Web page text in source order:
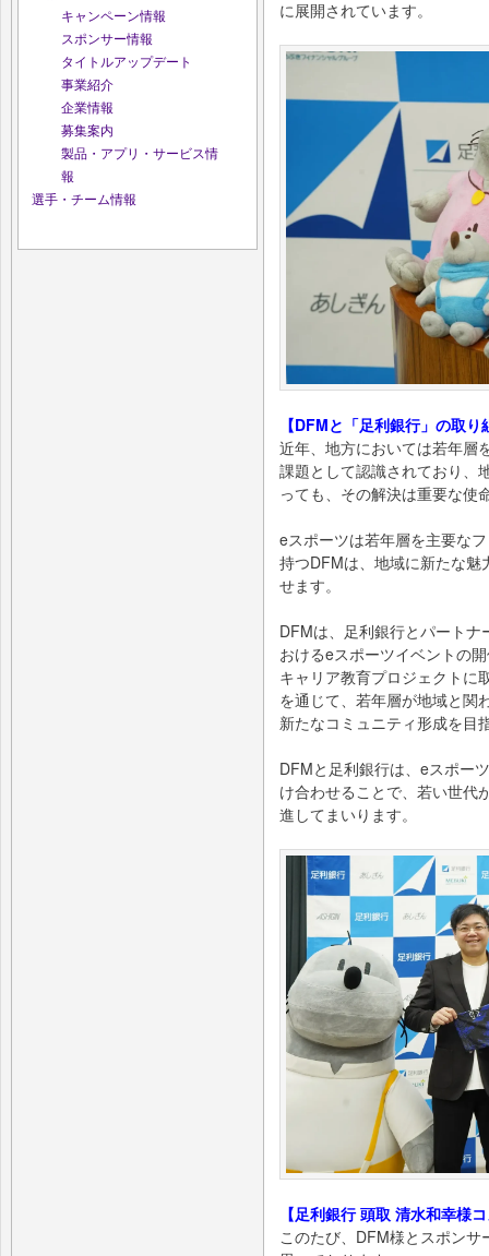
キャンペーン情報
スポンサー情報
タイトルアップデート
事業紹介
企業情報
募集案内
製品・アプリ・サービス情
報
選手・チーム情報
に展開されています。
【DFMと「足利銀行」の取り
近年、地方においては若年層
課題として認識されており、
っても、その解決は重要な使
eスポーツは若年層を主要な
持つDFMは、地域に新たな
せます。
DFMは、足利銀行とパート
おけるeスポーツイベントの
キャリア教育プロジェクトに
を通じて、若年層が地域と関
新たなコミュニティ形成を目
DFMと足利銀行は、eスポー
け合わせることで、若い世代
進してまいります。
【足利銀行 頭取 清水和幸様
このたび、DFM様とスポン